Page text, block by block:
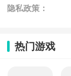
隐私政策：
热门游戏